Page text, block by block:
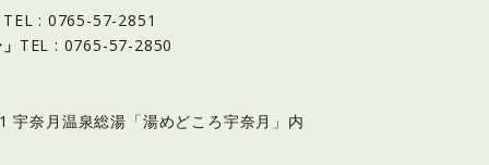
TEL : 0765-57-2851
TEL : 0765-57-2850
奈月温泉総湯「湯めどころ宇奈月」内